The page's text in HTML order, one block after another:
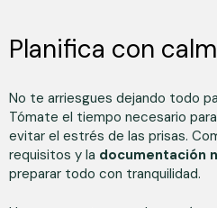
Planifica con
No te arriesgues dejando todo
Tómate el tiempo necesario
evitar el estrés de las prisas.
requisitos y la documentación
preparar todo con tranquilidad.